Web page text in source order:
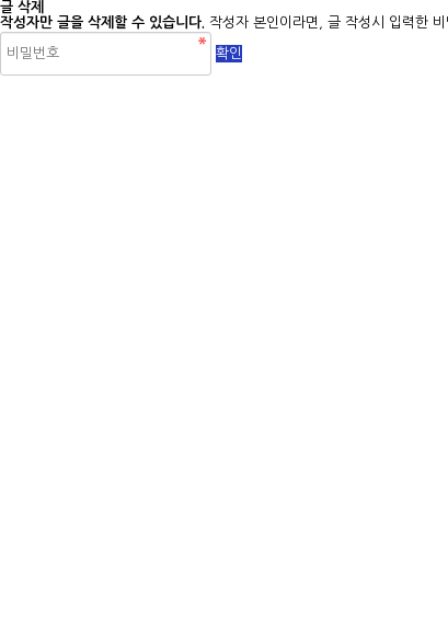
글 삭제
작성자만 글을 삭제할 수 있습니다.
작성자 본인이라면, 글 작성시 입력한